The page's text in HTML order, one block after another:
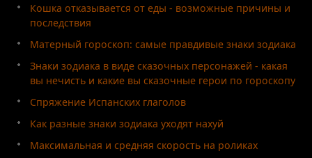
Кошка отказывается от еды - возможные причины и
последствия
Матерный гороскоп: самые правдивые знаки зодиака
Знаки зодиака в виде сказочных персонажей - какая
вы нечисть и какие вы сказочные герои по гороскопу
Спряжение Испанских глаголов
Как разные знаки зодиака уходят нахуй
Максимальная и средняя скорость на роликах